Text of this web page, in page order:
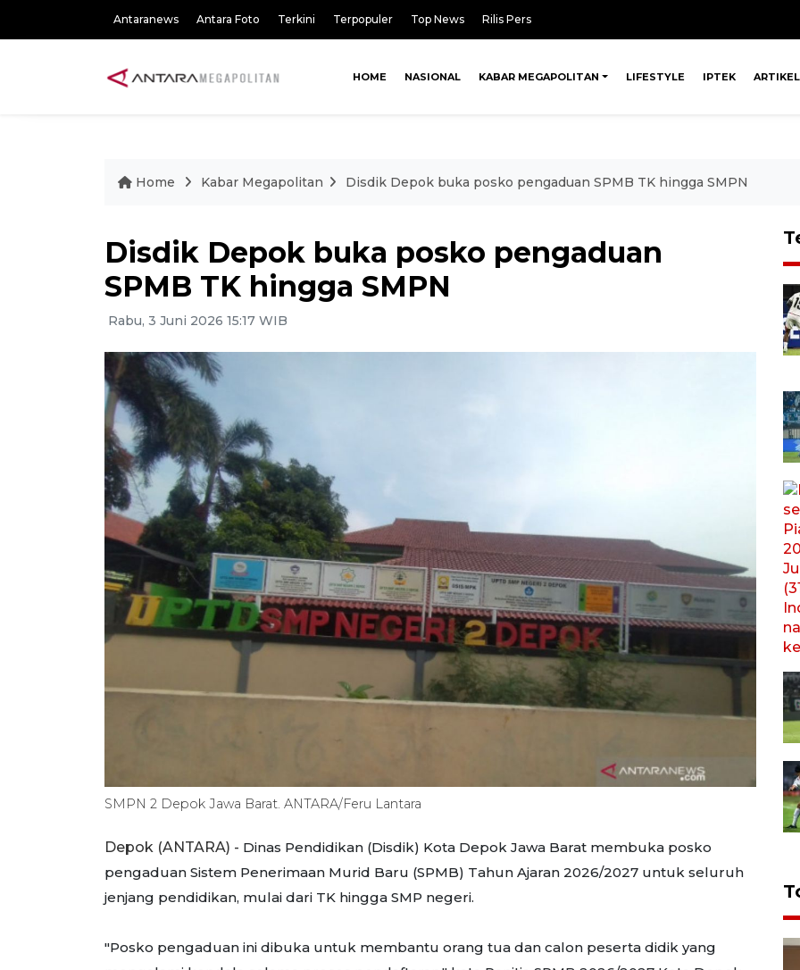
Antaranews Antara Foto Terkini Terpopuler Top News Rilis Pers
HOME NASIONAL KABAR MEGAPOLITAN LIFESTYLE IPTEK ARTIKEL
Home Kabar Megapolitan Disdik Depok buka posko pengaduan SPMB TK hingga SMPN
Disdik Depok buka posko pengaduan
SPMB TK hingga SMPN
Rabu, 3 Juni 2026 15:17 WIB
SMPN 2 Depok Jawa Barat. ANTARA/Feru Lantara
Depok (ANTARA) - Dinas Pendidikan (Disdik) Kota Depok Jawa Barat membuka posko
pengaduan Sistem Penerimaan Murid Baru (SPMB) Tahun Ajaran 2026/2027 untuk seluruh
jenjang pendidikan, mulai dari TK hingga SMP negeri.
"Posko pengaduan ini dibuka untuk membantu orang tua dan calon peserta didik yang